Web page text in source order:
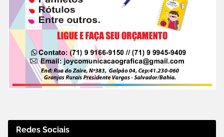
Redes Sociais